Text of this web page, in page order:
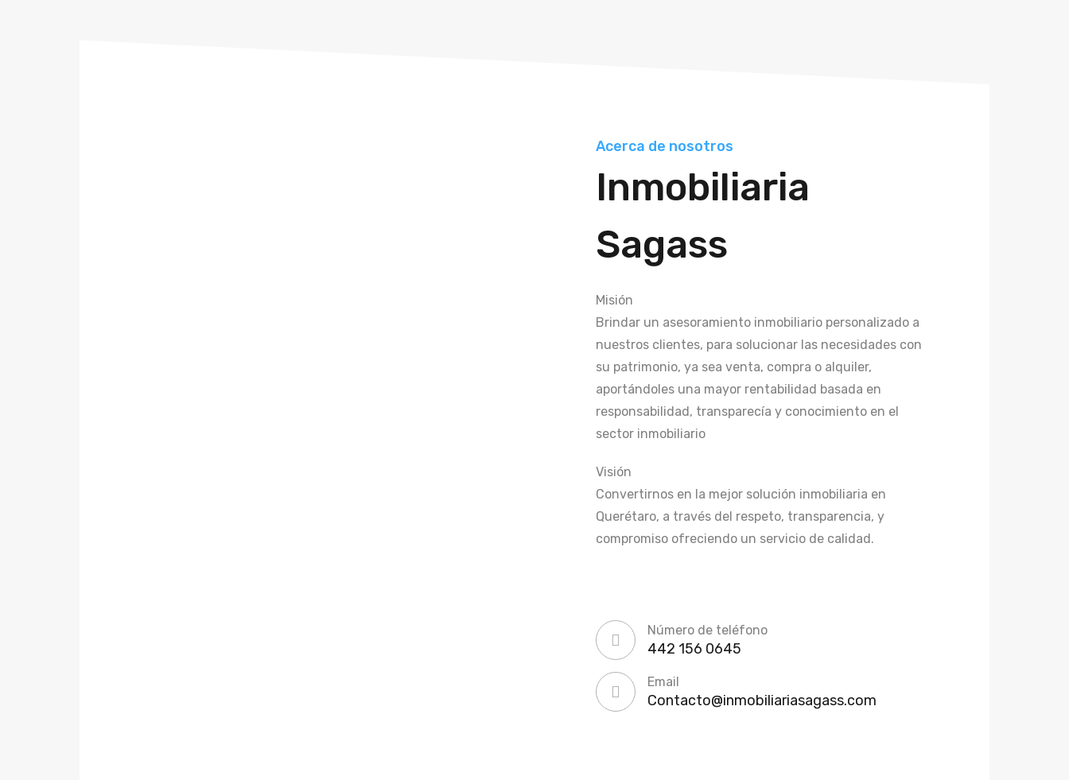
Acerca de nosotros
Inmobiliaria
Sagass
Misión
Brindar un asesoramiento inmobiliario personalizado a
nuestros clientes, para solucionar las necesidades con
su patrimonio, ya sea venta, compra o alquiler,
aportándoles una mayor rentabilidad basada en
responsabilidad, transparecía y conocimiento en el
sector inmobiliario
Visión
Convertirnos en la mejor solución inmobiliaria en
Querétaro, a través del respeto, transparencia, y
compromiso ofreciendo un servicio de calidad.
Número de teléfono
442 156 0645
Email
Contacto@inmobiliariasagass.com